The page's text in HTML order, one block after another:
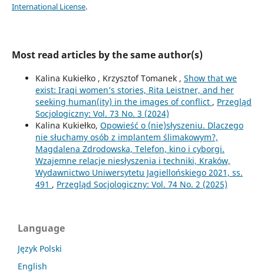
International License.
Most read articles by the same author(s)
Kalina Kukiełko , Krzysztof Tomanek , Show that we
exist: Iraqi women’s stories, Rita Leistner, and her
seeking human(ity) in the images of conflict , Przegląd
Socjologiczny: Vol. 73 No. 3 (2024)
Kalina Kukiełko, Opowieść o (nie)słyszeniu. Dlaczego
nie słuchamy osób z implantem ślimakowym?,
Magdalena Zdrodowska, Telefon, kino i cyborgi.
Wzajemne relacje niesłyszenia i techniki, Kraków,
Wydawnictwo Uniwersytetu Jagiellońskiego 2021, ss.
491 , Przegląd Socjologiczny: Vol. 74 No. 2 (2025)
Language
Język Polski
English